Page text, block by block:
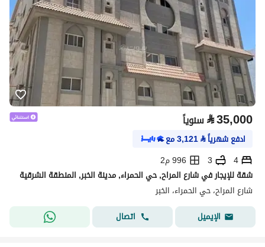
⃁35,000 سنوياً
ادفع شهرياً⃁
3,121مع
4
3
996 م2
شقة للإيجار في شارع المراح, حي الحمراء, مدينة الخبر, المنطقة الشرقية
شارع المراح، حي الحمراء، الخبر
الإيميل
اتصال